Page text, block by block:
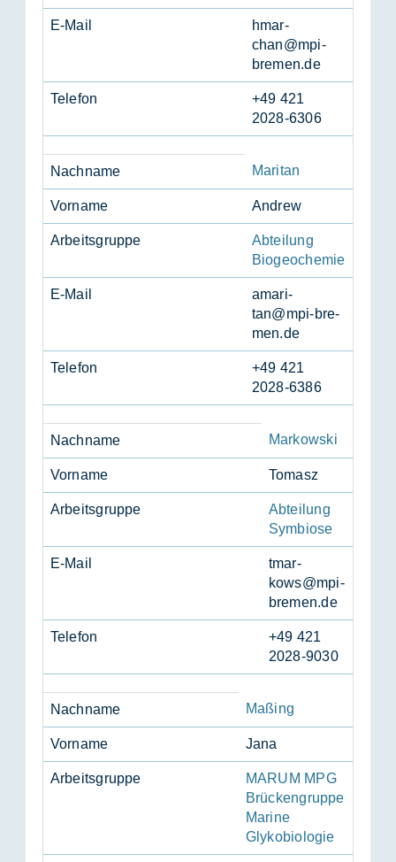
E-Mail
hm­ar­
chan@mpi-
bre­men.de
Te­le­fon
+49 421
2028-6306
Nach­na­me Maritan
Vor­na­me An­d­rew
Ar­beits­grup­pe
Abteilung
Biogeochemie
E-Mail
ama­ri­
tan@mpi-bre­
men.de
Te­le­fon
+49 421
2028-6386
Nach­na­me Markowski
Vor­na­me To­masz
Ar­beits­grup­pe
Abteilung
Symbiose
E-Mail
tmar­
kows@mpi-
bre­men.de
Te­le­fon
+49 421
2028-9030
Nach­na­me Maßing
Vor­na­me Jana
Ar­beits­grup­pe
MARUM MPG
Brückengruppe
Marine
Glykobiologie